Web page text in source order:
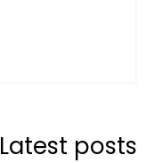
Latest posts